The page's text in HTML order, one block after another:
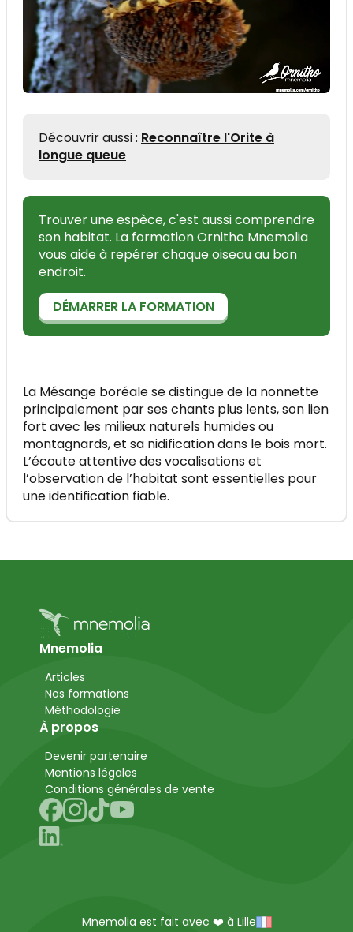
Découvrir aussi : Reconnaître l'Orite à
longue queue
Trouver une espèce, c'est aussi comprendre
son habitat. La formation Ornitho Mnemolia
vous aide à repérer chaque oiseau au bon
endroit.
DÉMARRER LA FORMATION
La Mésange boréale se distingue de la nonnette
principalement par ses chants plus lents, son lien
fort avec les milieux naturels humides ou
montagnards, et sa nidification dans le bois mort.
L’écoute attentive des vocalisations et
l’observation de l’habitat sont essentielles pour
une identification fiable.
Mnemolia
Articles
Nos formations
Méthodologie
À propos
Devenir partenaire
Mentions légales
Conditions générales de vente
Mnemolia est fait avec ❤️ à Lille